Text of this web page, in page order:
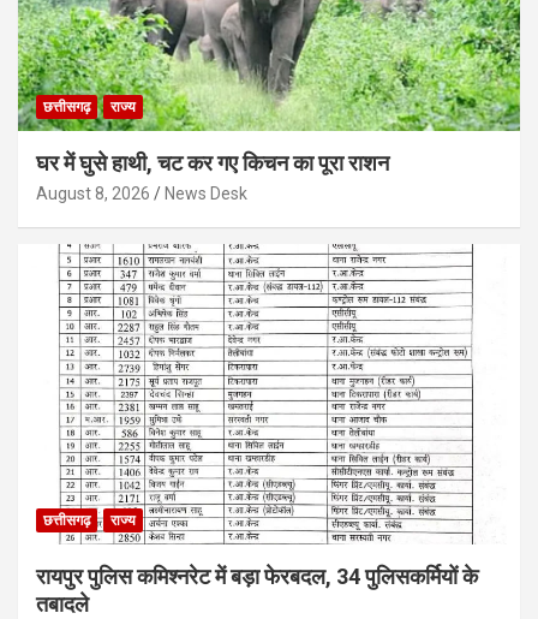
छत्तीसगढ़ राज्य
घर में घुसे हाथी, चट कर गए किचन का पूरा राशन
August 8, 2026 News Desk
छत्तीसगढ़ राज्य
रायपुर पुलिस कमिश्नरेट में बड़ा फेरबदल, 34 पुलिसकर्मियों के
तबादले